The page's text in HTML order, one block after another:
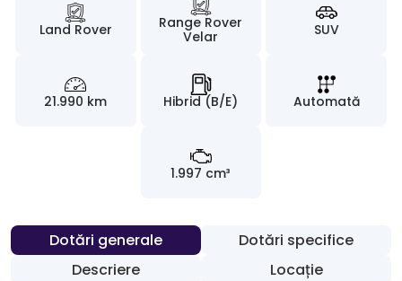
Land Rover
Range Rover
Velar
SUV
21.990 km Hibrid (B/E) Automată
1.997 cm³
Dotări generale
Dotări specifice
Descriere
Locație